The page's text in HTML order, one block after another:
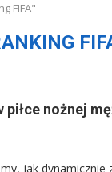
FIFA"
nożnej
jak